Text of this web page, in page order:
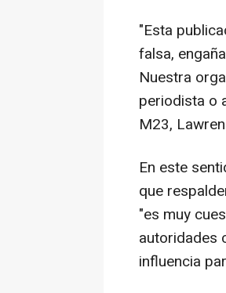
"Esta
falsa,
Nuestra
periodista o
M23,
En este
que
"es muy
autoridades
influencia